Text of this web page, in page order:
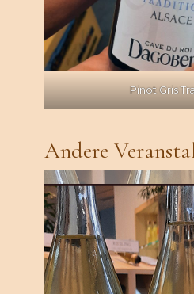
Pinot Gris
Andere